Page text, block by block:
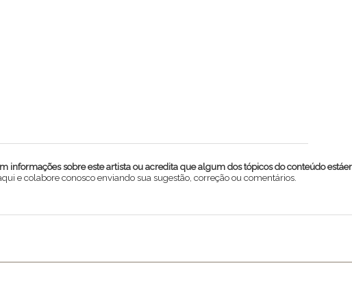
informações sobre este artista ou acredita que algum dos tópicos do conteúdo
e colabore conosco enviando sua sugestão, correção ou comentários.